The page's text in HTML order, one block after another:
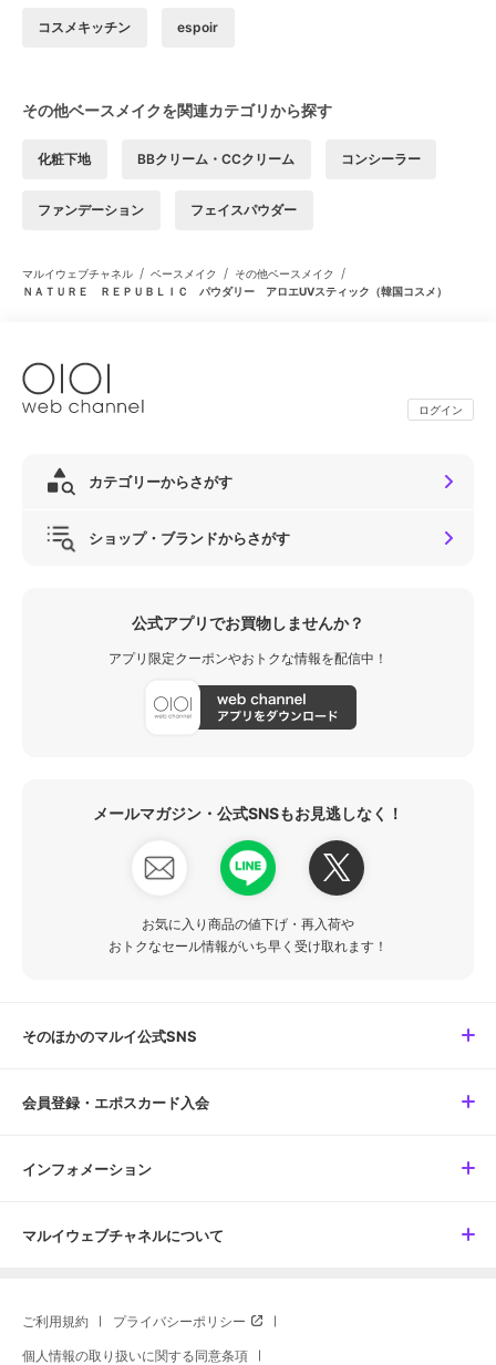
コスメキッチン espoir
その他ベースメイクを関連カテゴリから探す
化粧下地 BBクリーム・CCクリーム コンシーラー
ファンデーション フェイスパウダー
マルイウェブチャネル / ベースメイク / その他ベースメイク /
ＮＡＴＵＲＥ ＲＥＰＵＢＬＩＣ パウダリー アロエUVスティック（韓国コスメ）
ログイン
カテゴリーからさがす
ショップ・ブランドからさがす
公式アプリでお買物しませんか？
アプリ限定クーポンやおトクな情報を配信中！
メールマガジン・公式SNSもお見逃しなく！
お気に入り商品の値下げ・再入荷や
おトクなセール情報がいち早く受け取れます！
そのほかのマルイ公式SNS
会員登録・エポスカード入会
インフォメーション
マルイウェブチャネルについて
ご利用規約 プライバシーポリシー
個人情報の取り扱いに関する同意条項